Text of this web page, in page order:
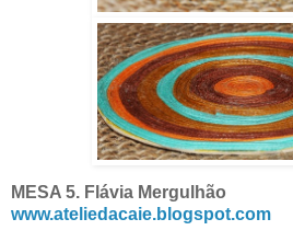
MESA 5. Flávia Mergulhão
www.ateliedacaie.blogspot.com